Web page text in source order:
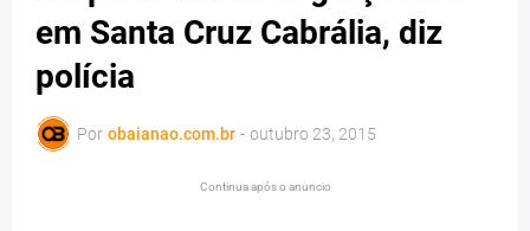
em Santa Cruz Cabrália, diz
polícia
Por obaianao.com.br - outubro 23, 2015
Continua após o anuncio